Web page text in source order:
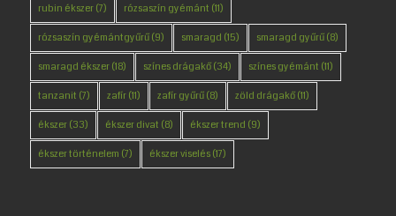
rubin ékszer(7) rózsaszín gyémánt (11)
rózsaszín gyémántgyűrű(9) smaragd (15) smaragd gyűrű(8)
smaragd ékszer(18) színes drágakő(34) színes gyémánt (11)
tanzanit (7) zafír(11) zafír gyűrű(8) zöld drágakő(11)
ékszer(33) ékszer divat (8) ékszer trend (9)
ékszer történelem (7) ékszer viselés(17)